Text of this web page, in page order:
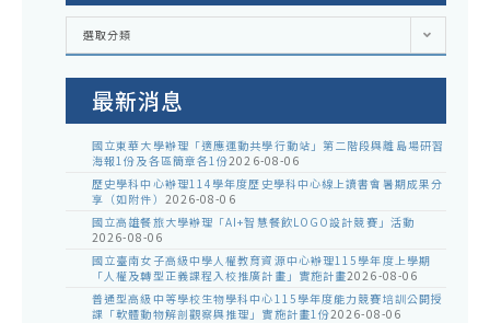
各
室
選取分類
最新消息
國立東華大學辦理「適應運動共學行動站」第二階段與離島場研習
海報1份及各區簡章各1份2026-08-06
歷史學科中心辦理114學年度歷史學科中心線上讀書會暑期成果分
享（如附件） 2026-08-06
國立高雄餐旅大學辦理「AI+智慧餐飲LOGO設計競賽」活動
2026-08-06
國立臺南女子高級中學人權教育資源中心辦理115學年度上學期
「人權及轉型正義課程入校推廣計畫」實施計畫2026-08-06
普通型高級中等學校生物學科中心115學年度能力競賽培訓公開授
課「軟體動物解剖觀察與推理」實施計畫1份2026-08-06